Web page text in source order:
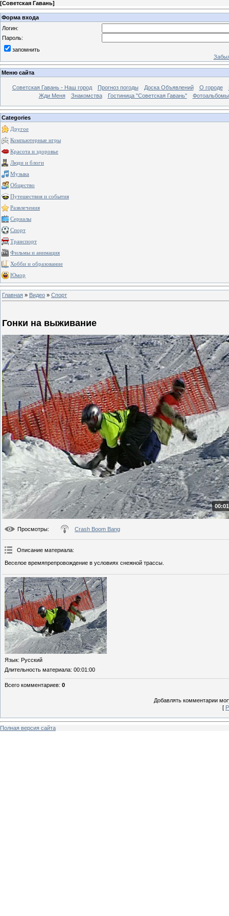
[Советская Гавань]
Форма входа
Логин:
Пароль:
запомнить
Меню сайта
Советская Гавань - Наш город Прогноз погоды Доска Объявлений О городе
Жди Меня
Знакомства Гостиница "Советская Гавань" Фотоальбомы
Categories
Другое
Компьютерные игры
Красота и здоровье
Люди и блоги
Музыка
Общество
Путешествия и события
Развлечения
Сериалы
Спорт
Транспорт
Фильмы и анимация
Хобби и образование
Юмор
Главная » Видео » Спорт
Гонки на выживание
Просмотры: Crash Boom Bang
Описание материала:
Веселое времяпрепровождение в условиях снежной трассы.
Язык: Русский
Длительность материала: 00:01:00
Всего комментариев: 0
Добавлять комментарии
[
Полная версия сайта